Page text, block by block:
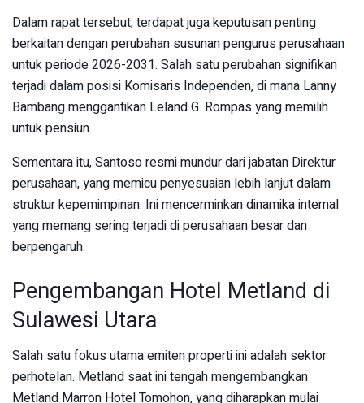
Dalam rapat tersebut, terdapat juga keputusan penting
berkaitan dengan perubahan susunan pengurus perusahaan
untuk periode 2026-2031. Salah satu perubahan signifikan
terjadi dalam posisi Komisaris Independen, di mana Lanny
Bambang menggantikan Leland G. Rompas yang memilih
untuk pensiun.
Sementara itu, Santoso resmi mundur dari jabatan Direktur
perusahaan, yang memicu penyesuaian lebih lanjut dalam
struktur kepemimpinan. Ini mencerminkan dinamika internal
yang memang sering terjadi di perusahaan besar dan
berpengaruh.
Pengembangan Hotel Metland di
Sulawesi Utara
Salah satu fokus utama emiten properti ini adalah sektor
perhotelan. Metland saat ini tengah mengembangkan
Metland Marron Hotel Tomohon, yang diharapkan mulai